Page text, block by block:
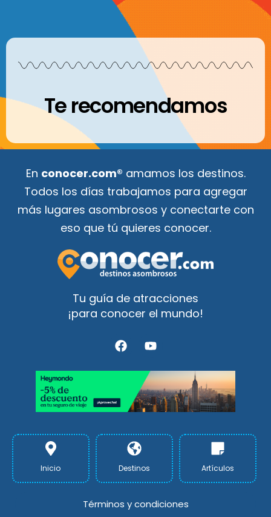
Te recomendamos
En conocer.com® amamos los destinos.
Todos los días trabajamos para agregar
más lugares asombrosos y conectarte con
eso que tú quieres conocer.
Tu guía de atracciones
¡para conocer el mundo!
F
a
e
o
o
Y
o
t
u
b
e
Inicio Destinos Artículos
Términos y condiciones